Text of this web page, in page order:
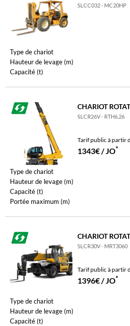
SLCC032 - MC20HP
Type de chariot
Hauteur de levage (m)
Capacité (t)
CHARIOT
SLCR26V - RTH6.26
Tarif public à partir
1343€ / JO*
Type de chariot
Hauteur de levage (m)
Capacité (t)
Portée maximum (m)
CHARIOT
SLCR30V - MRT3060
Tarif public à partir
1396€ / JO*
Type de chariot
Hauteur de levage (m)
Capacité (t)